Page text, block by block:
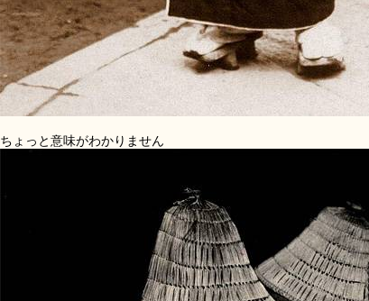
ちょっと意味がわかりません